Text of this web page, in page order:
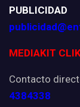
PUBLICIDAD
MEDIAKIT
Contacto
4384338